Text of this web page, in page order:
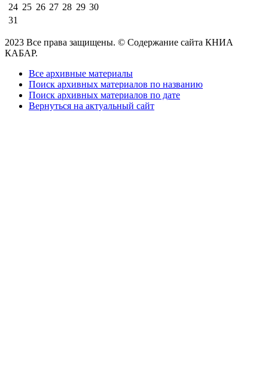
24 25 26 27 28 29 30
31
2023 Все права защищены. © Содержание сайта КНИА
КАБАР.
Все архивные материалы
Поиск архивных материалов по названию
Поиск архивных материалов по дате
Вернуться на актуальный сайт